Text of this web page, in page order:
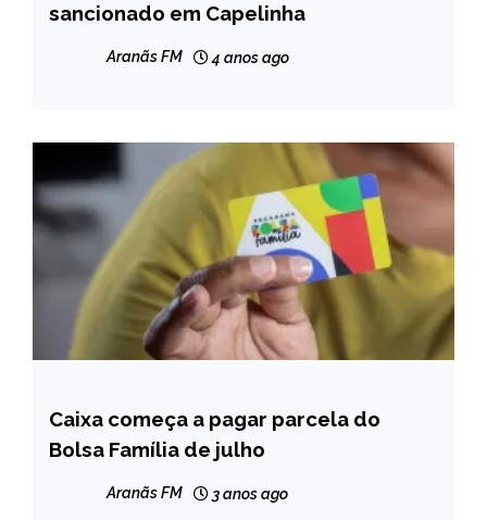
NOTÍCIAS
sancionado em Capelinha
Aranãs FM 4 anos ago
BRASIL
NOTÍCIAS
Caixa começa a pagar parcela do
Bolsa Família de julho
Aranãs FM 3 anos ago